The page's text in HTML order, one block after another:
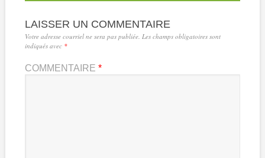
LAISSER UN COMMENTAIRE
Votre adresse courriel ne sera pas publiée. Les champs obligatoires sont
indiqués avec *
COMMENTAIRE *